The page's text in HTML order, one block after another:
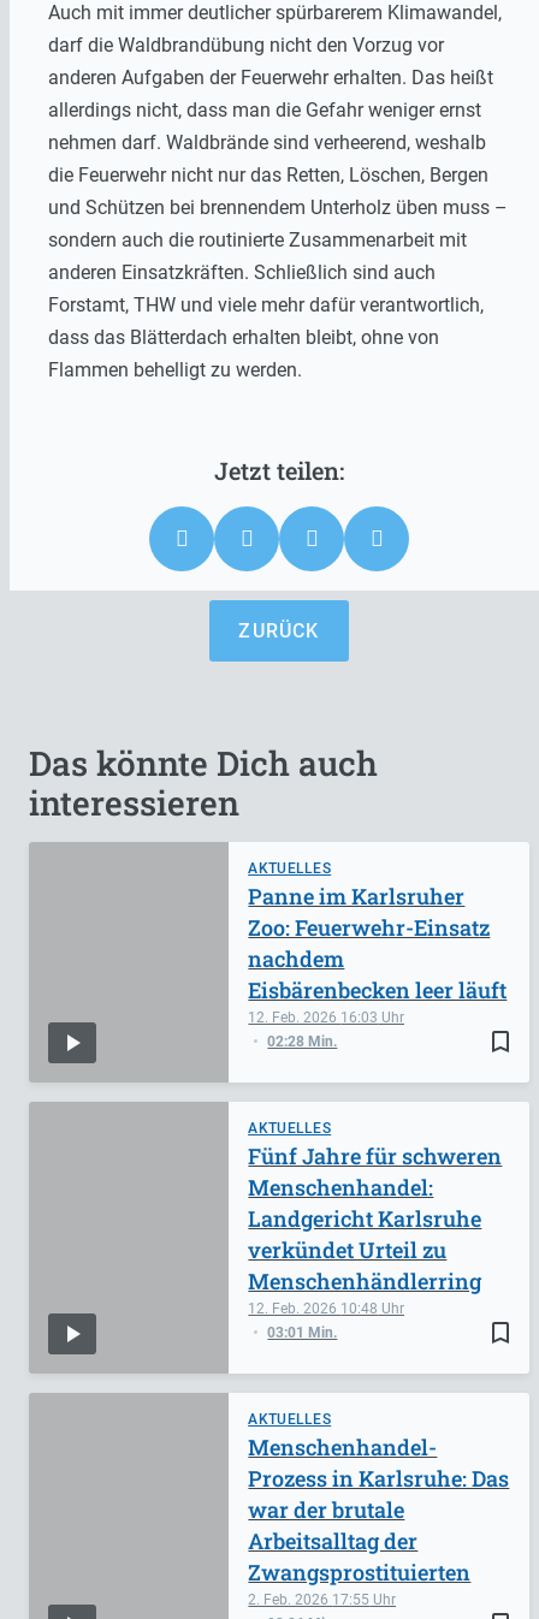
Auch mit immer deutlicher spürbarerem Klimawandel,
darf die Waldbrandübung nicht den Vorzug vor
anderen Aufgaben der Feuerwehr erhalten. Das heißt
allerdings nicht, dass man die Gefahr weniger ernst
nehmen darf. Waldbrände sind verheerend, weshalb
die Feuerwehr nicht nur das Retten, Löschen, Bergen
und Schützen bei brennendem Unterholz üben muss –
sondern auch die routinierte Zusammenarbeit mit
anderen Einsatzkräften. Schließlich sind auch
Forstamt, THW und viele mehr dafür verantwortlich,
dass das Blätterdach erhalten bleibt, ohne von
Flammen behelligt zu werden.
ZURÜCK
Das könnte Dich auch
interessieren
AKTUELLES
bookmark_border
12. Feb. 2026 16:03
02:28 Min.
Panne im Karlsruher
Zoo: Feuerwehr-Einsatz
nachdem
Eisbärenbecken leer läuft
AKTUELLES
bookmark_border
12. Feb. 2026 10:48
03:01 Min.
Fünf Jahre für schweren
Menschenhandel:
Landgericht Karlsruhe
verkündet Urteil zu
Menschenhändlerring
AKTUELLES
2. Feb. 2026 17:55
Menschenhandel-
Prozess in Karlsruhe: Das
war der brutale
Arbeitsalltag der
Zwangsprostituierten